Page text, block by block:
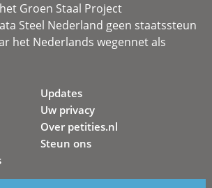
Groen Staal Project
Steel Nederland geen staatssteun
het Nederlands wegennet als
Updates
Uw privacy
Over petities.nl
Steun ons